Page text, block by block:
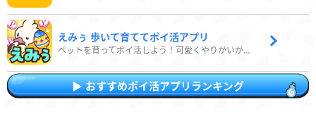
えみぅ 歩いて育ててポイ活アプリ
ペットを育ってポイ活しよう！可愛くやりがいがある新感覚アプリ
おすすめポイ活アプリランキング